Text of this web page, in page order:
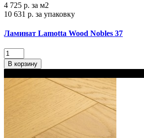
4 725 р. за м2
10 631 р. за упаковку
Ламинат Lamotta Wood Nobles 37
В корзину